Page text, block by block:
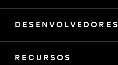
DESENVOLVEDORES
RECURSOS